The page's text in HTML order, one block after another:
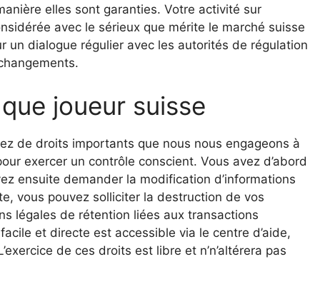
elles sont garanties. Votre activité sur
avec le sérieux que mérite le marché suisse
un dialogue régulier avec les autorités de régulation
joueur suisse
de droits importants que nous nous engageons à
exercer un contrôle conscient. Vous avez d’abord
ensuite demander la modification d’informations
vous pouvez solliciter la destruction de vos
légales de rétention liées aux transactions
et directe est accessible via le centre d’aide,
de ces droits est libre et n’n’altérera pas